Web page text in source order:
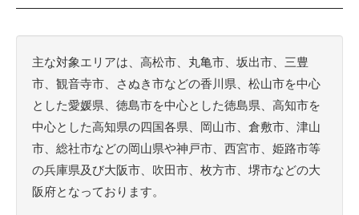
主な対象エリアは、高松市、丸亀市、坂出市、三豊
市、観音寺市、さぬき市などの香川県、松山市を中心
とした愛媛県、徳島市を中心とした徳島県、高知市を
中心とした高知県の四国各県、岡山市、倉敷市、津山
市、総社市などの岡山県や神戸市、西宮市、姫路市等
の兵庫県及び大阪市、吹田市、枚方市、堺市などの大
阪府となっております。